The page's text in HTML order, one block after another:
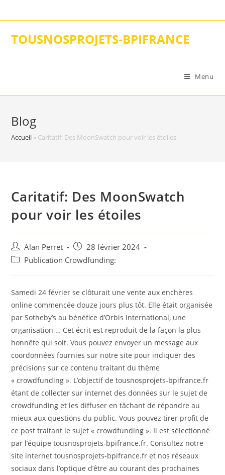
to
TOUSNOSPROJETS-BPIFRANCE
Menu
Blog
Accueil » Caritatif: Des MoonSwatch pour voir les étoiles
Caritatif: Des MoonSwatch
pour voir les étoiles
Auteur/autrice
de
Alan Perret
Post
published:
28 février 2024
PostPublication Crowdfunding:
Samedi 24 février se clôturait une vente aux enchères
online commencée douze jours plus tôt. Elle était organisée
par Sotheby’s au bénéfice d’Orbis International, une
organisation … Cet écrit est reproduit de la façon la plus
honnête qui soit. Vous pouvez envoyer un message aux
coordonnées fournies sur notre site pour indiquer des
précisions sur ce contenu traitant du thème
« crowdfunding ». L’objectif de tousnosprojets-bpifrance.fr
étant de collecter sur internet des données sur le sujet de
crowdfunding et les diffuser en tâchant de répondre au
mieux aux questions du public. Vous pouvez tirer profit de
ce post traitant le sujet « crowdfunding ». Il est sélectionné
par l’équipe tousnosprojets-bpifrance.fr. Consultez notre
site internet tousnosprojets-bpifrance.fr et nos réseaux
sociaux dans l’optique d’être au courant des prochaines